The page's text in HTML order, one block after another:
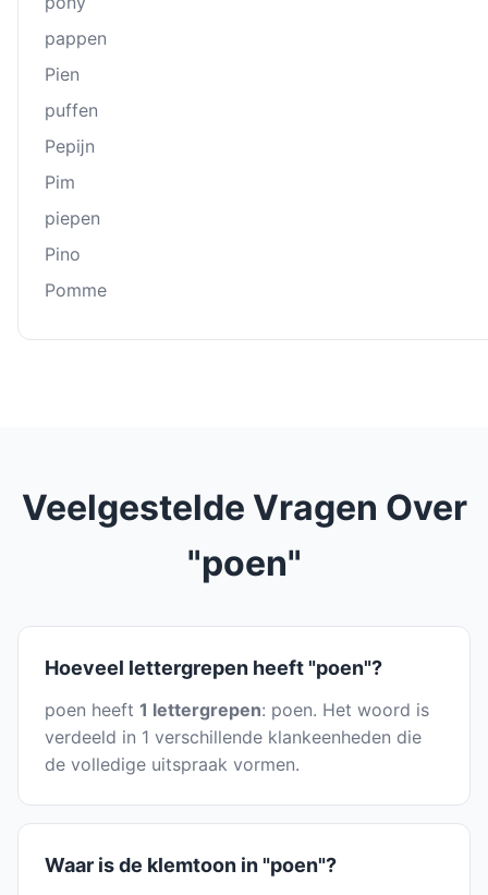
pappen
Pien
puffen
Pepĳn
Pim
piepen
Pino
Pomme
Veelgestelde Vragen Over
"poen"
Hoeveel lettergrepen heeft "poen"?
poen heeft 1 lettergrepen: poen. Het woord is
verdeeld in 1 verschillende klankeenheden die
de volledige uitspraak vormen.
Waar is de klemtoon in "poen"?